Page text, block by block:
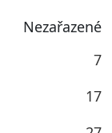
Nezařazené
7
17